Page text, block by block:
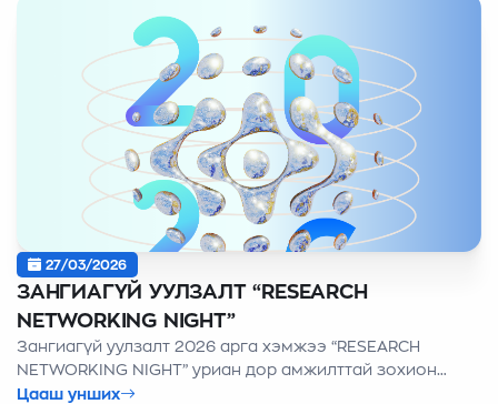
27/03/2026
ЗАНГИАГҮЙ УУЛЗАЛТ “RESEARCH
NETWORKING NIGHT”
Зангиагүй уулзалт 2026 арга хэмжээ “RESEARCH
NETWORKING NIGHT” уриан дор амжилттай зохион
байгуулагдлаа. Залуу эрдэмтэд, судлаачдыг нэг дор
Цааш унших